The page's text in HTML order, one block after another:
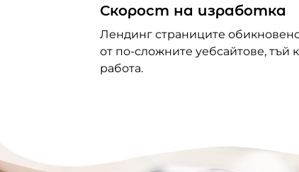
Скорост на изработка
Лендинг страниците
от по-сложните уебсайтове, тъй
работа.